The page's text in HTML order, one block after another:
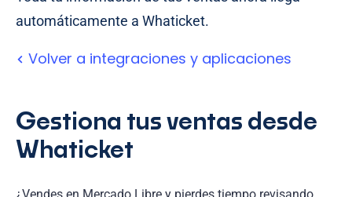
automáticamente a Whaticket.
Volver a integraciones y aplicaciones
Gestiona tus ventas desde
Whaticket